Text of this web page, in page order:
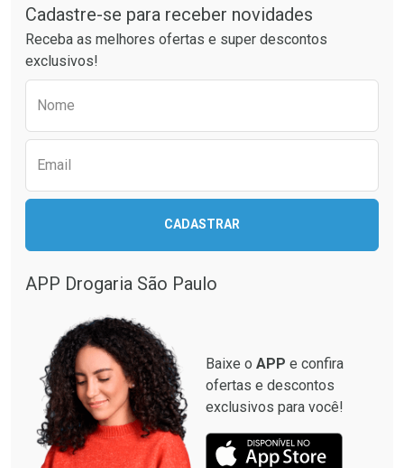
Ativar Desconto
Comprar sem Desconto
Comprar sem Desconto
Por R$ 42,13/cada
Ativar Desconto
Comprar sem Desconto
Comprar sem Desconto
Cadastre-se para receber novidades
Receba as melhores ofertas e super descontos
exclusivos!
Nome
Email
CADASTRAR
APP Drogaria São Paulo
Baixe o APP e confira
ofertas e descontos
exclusivos para você!